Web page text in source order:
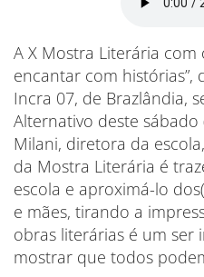
A X Mostra Literária com
encantar com histórias”,
Incra 07, de Brazlândia,
Alternativo deste sábado
Milani, diretora da
da Mostra Literária é
escola e aproximá-lo
e mães, tirando a
obras literárias é um ser
mostrar que todos